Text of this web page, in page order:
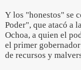
Y los "honestos" se
Poder", que atacó a
Ochoa, a quien el
el primer
de recursos y